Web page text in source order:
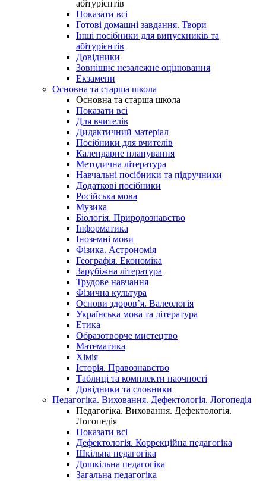
абітурієнтів
Показати всі
Готові домашні завдання. Твори
Інші посібники для випускників та
абітурієнтів
Довідники
Зовнішнє незалежне оцінювання
Екзамени
Основна та старша школа
Основна та старша школа
Показати всі
Для вчителів
Дидактичний матеріал
Посібники для вчителів
Календарне планування
Методична література
Навчальні посібники та підручники
Додаткові посібники
Російська мова
Музика
Біологія. Природознавство
Інформатика
Іноземні мови
Фізика. Астрономія
Географія. Економіка
Зарубіжна література
Трудове навчання
Фізична культура
Основи здоров’я. Валеологія
Українська мова та література
Етика
Образотворче мистецтво
Математика
Хімія
Історія. Правознавство
Таблиці та комплекти наочності
Довідники та словники
Педагогіка. Виховання. Дефектологія. Логопедія
Педагогіка. Виховання. Дефектологія.
Логопедія
Показати всі
Дефектологія. Коррекційна педагогіка
Шкільна педагогіка
Дошкільна педагогіка
Загальна педагогіка